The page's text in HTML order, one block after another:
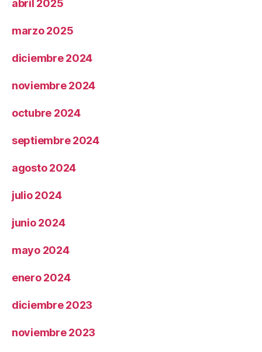
abril 2025
marzo 2025
diciembre 2024
noviembre 2024
octubre 2024
septiembre 2024
agosto 2024
julio 2024
junio 2024
mayo 2024
enero 2024
diciembre 2023
noviembre 2023